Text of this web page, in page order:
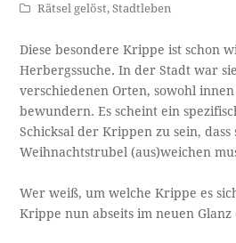
Rätsel gelöst,Stadtleben
Diese besondere Krippe ist schon
Herbergssuche. In der Stadt war
verschiedenen Orten, sowohl
bewundern. Es scheint ein
Schicksal der Krippen zu sein, dass
Weihnachtstrubel (aus)weichen
Wer weiß, um welche Krippe es
Krippe nun abseits im neuen